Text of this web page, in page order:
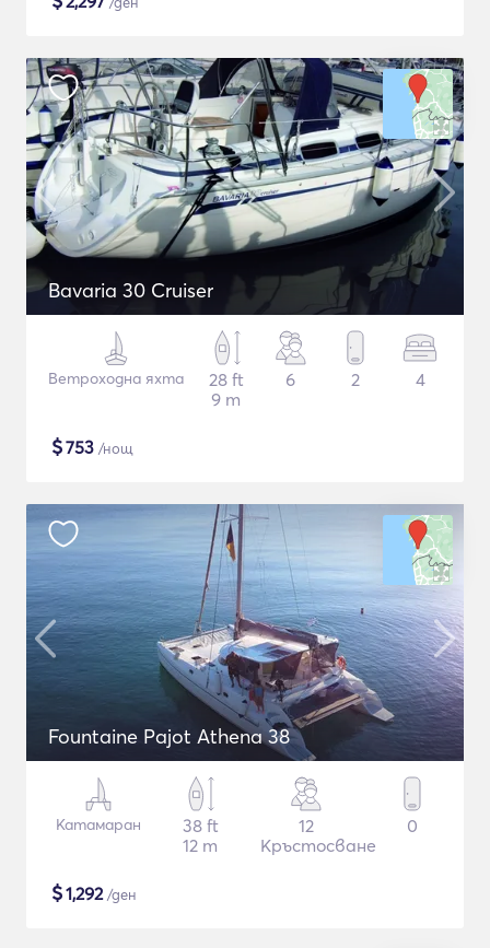
Bavaria 30 Cruiser
Ветроходна яхта
28 ft
9 m
6 2 4
$753 /нощ
Fountaine Pajot Athena 38
Катамаран
38 ft
12 m
12
Кръстосване
0
$1,292/ден